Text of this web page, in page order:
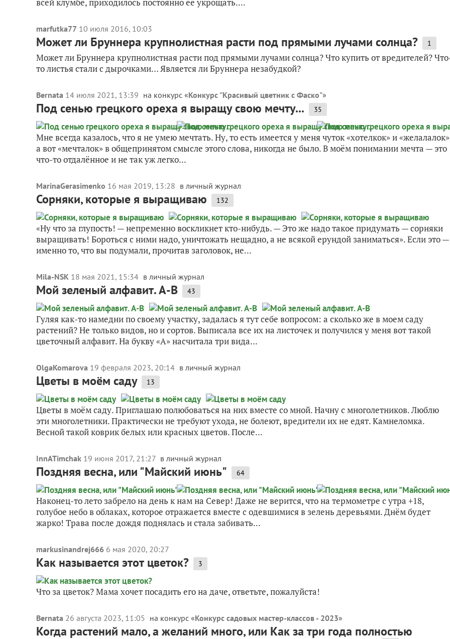
marfutka77 10 июля 2016, 10:03
Может ли Бруннера крупнолистная расти под прямыми лучами солнца? 1
Может ли Бруннера крупнолистная расти под прямыми лучами солнца? Что купить от вредителей?
то листья стали с дырочками… Является ли Бруннера незабудкой?
Bernata 14 июля 2021, 13:39 на конкурс «Конкурс "Красивый цветник с Фаско"»
Под сенью грецкого ореха я выращу свою мечту... 35
Мне всегда казалось, что я не умею мечтать. Ну, то есть имеется у меня чуток «хотелкок» и
а вот «мечталок» в общепринятом смысле этого слова, никогда не было. В моём понимании мечта — это
что-то отдалённое и не так уж легко...
MarinaGerasimenko 16 мая 2019, 13:28 в личный журнал
Сорняки, которые я выращиваю 132
«Ну что за глупость! — непременно воскликнет кто-нибудь. — Это же надо такое придумать — сорняки
выращивать! Бороться с ними надо, уничтожать нещадно, а не всякой ерундой заниматься». Если это —
именно то, что вы подумали, прочитав заголовок, не...
Mila-NSK 18 мая 2021, 15:34 в личный журнал
Мой зеленый алфавит. А-В 43
Гуляя как-то намедни по своему участку, задалась я тут себе вопросом: а сколько же в моем саду
растений? Не только видов, но и сортов. Выписала все их на листочек и получился у меня вот такой
цветочный алфавит. На букву «А» насчитала три вида...
OlgaKomarova 19 февраля 2023, 20:14 в личный журнал
Цветы в моём саду 13
Цветы в моём саду. Приглашаю полюбоваться на них вместе со мной. Начну с многолетников. Люблю
эти многолетники. Практически не требуют ухода, не болеют, вредители их не едят. Камнеломка.
Весной такой коврик белых или красных цветов. После...
InnATimchak 19 июня 2017, 21:27 в личный журнал
Поздняя весна, или "Майский июнь" 64
Наконец-то лето забрело на день к нам на Север! Даже не верится, что на термометре с утра +18,
голубое небо в облаках, которое отражается вместе с одевшимися в зелень деревьями. Днём будет
жарко! Трава после дождя поднялась и стала забивать...
markusinandrej666 6 мая 2020, 20:27
Как называется этот цветок? 3
Что за цветок? Мама хочет посадить его на даче, ответьте, пожалуйста!
Bernata 26 августа 2023, 11:05 на конкурс «Конкурс садовых мастер-классов - 2023»
Когда растений мало, а желаний много, или Как за три года полностью